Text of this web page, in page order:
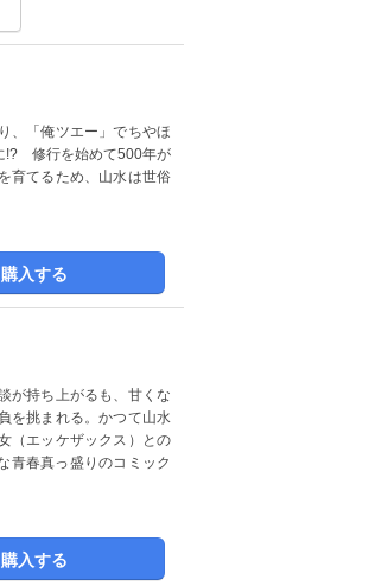
、「俺ツエー」でちやほ
!? 修行を始めて500年が
育てるため、山水は世俗
購入する
が持ち上がるも、甘くな
を挑まれる。かつて山水
（エッケザックス）との
青春真っ盛りのコミック
購入する